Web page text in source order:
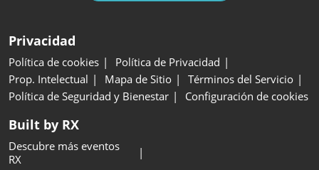
Privacidad
Política de cookies
Política de Privacidad
Prop. Intelectual
Mapa de Sitio
Términos del Servicio
Política de Seguridad y Bienestar
Configuración de cookies
Built by RX
Descubre más eventos
RX